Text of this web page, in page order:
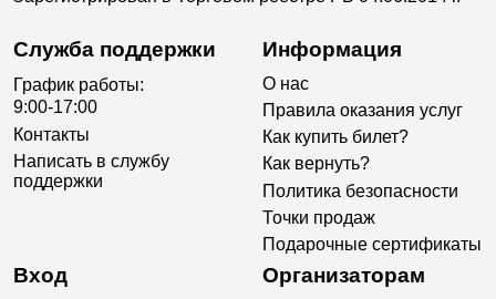
Служба поддержки
График работы:
9:00-17:00
Контакты
Написать в службу
поддержки
Информация
О нас
Правила оказания услуг
Как купить билет?
Как вернуть?
Политика безопасности
Точки продаж
Подарочные сертификаты
Вход Организаторам